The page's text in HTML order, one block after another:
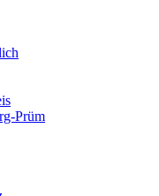
Prüm